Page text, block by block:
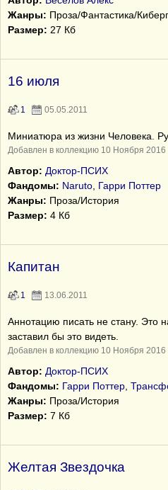
Жанры: Проза/Фантастика/
Размер: 27 Кб
16 июля
1 05.05.2011
Миниатюра из жизни Человека.
Добавлен в коллекцию 10 Ноября 2016
Автор: Доктор-ПСИХ
Фандомы: Naruto Гарри Поттер
Жанры: Проза/История
Размер: 4 Кб
Капитан
1 13.06.2011
Аннотацию писать не стану. Это
заставил бы это видеть.
Добавлен в коллекцию 10 Ноября 2016
Автор: Доктор-ПСИХ
Фандомы: Гарри Поттер
Жанры: Проза/История
Размер: 7 Кб
Желтая Звездочка